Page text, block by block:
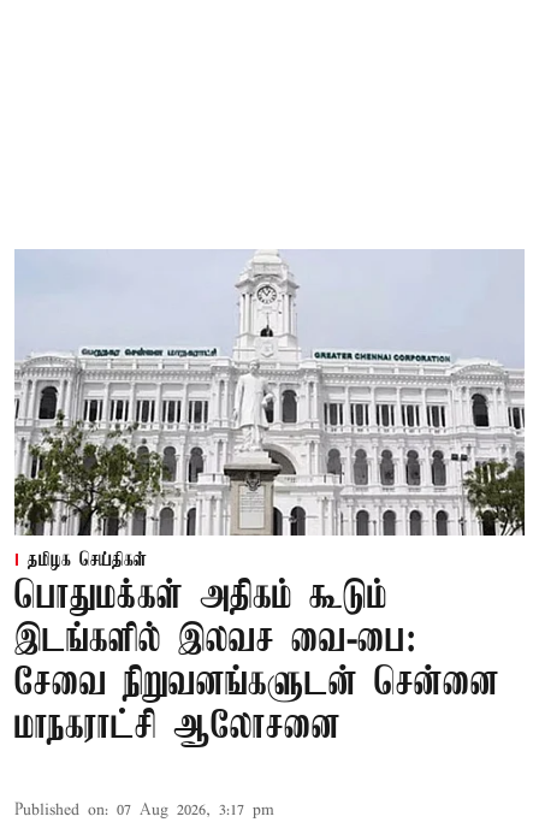
தமிழக செய்திகள்
பொதுமக்கள் அதிகம் கூடும்
இடங்களில் இலவச வை-பை:
சேவை நிறுவனங்களுடன் சென்னை
மாநகராட்சி ஆலோசனை
Published on: 07 Aug 2026, 3:17 pm